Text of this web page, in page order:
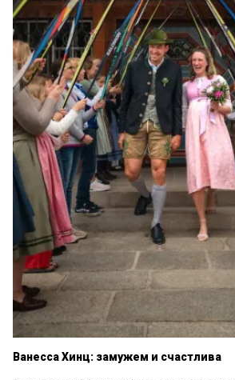
Ванесса Хинц: замужем и счастлива